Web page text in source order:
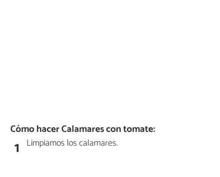
Cómo hacer Calamares con tomate:
1 Limpiamos los calamares.